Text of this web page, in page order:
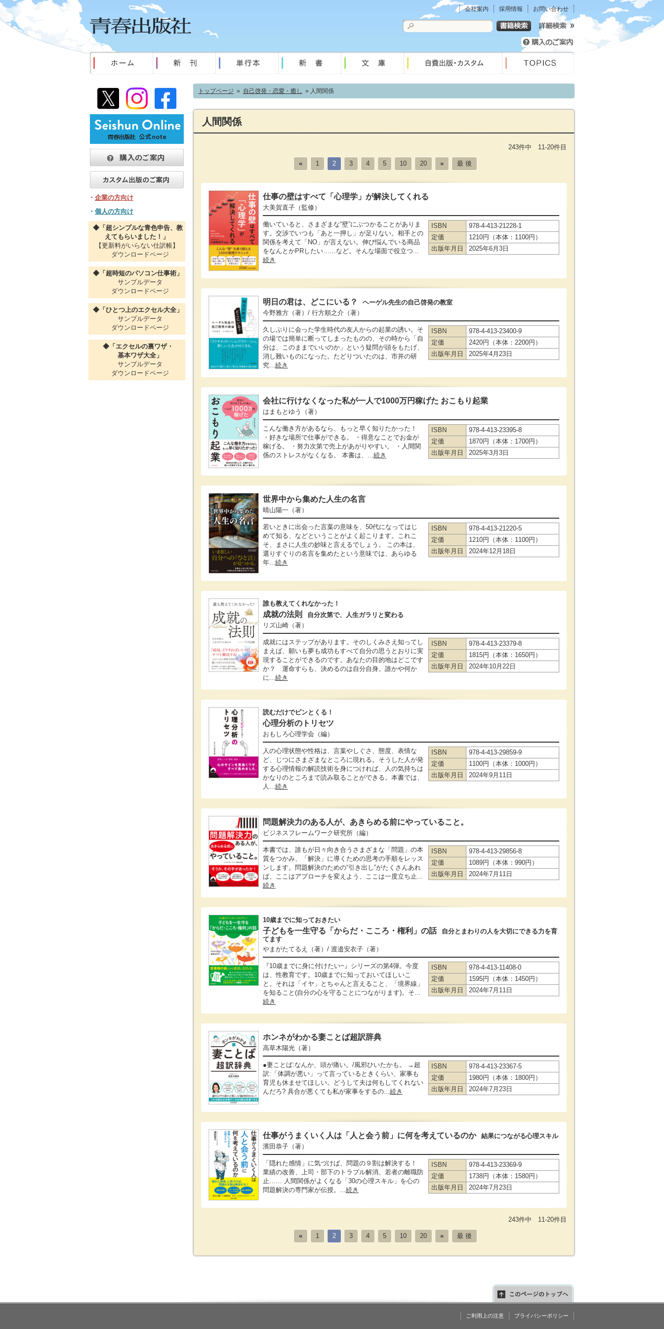
会社案内 採用情報 お問い合わせ
トップページ » 自己啓発・恋愛・癒し » 人間関係
人間関係
243件中 11-20件目
« 1 2 3 4 5 10 20 » 最 後
仕事の壁はすべて「心理学」が解決してくれる
大美賀直子 （監修）
働いていると、さまざまな“壁”にぶつかることがありま
す。交渉でいつも「あと一押し」が足りない。相手との
関係を考えて「NO」が言えない。伸び悩んでいる商品
をなんとかPRしたい……など。そんな場面で役立つ...
続き
ISBN
978-4-413-21228-1
定価
1210円（本体：1100円）
出版年月日
2025年6月3日
明日の君は、どこにいる？
ヘーゲル先生の自己啓発の教室
今野雅方 （著） / 行方順之介 （著）
久しぶりに会った学生時代の友人からの起業の誘い。そ
の場では簡単に断ってしまったものの、その時から「自
分は、このままでいいのか」という疑問が頭をもたげ、
消し難いものになった。たどりついたのは、市井の研
究...続き
ISBN
978-4-413-23400-9
定価
2420円（本体：2200円）
出版年月日
2025年4月23日
会社に行けなくなった私が一人で1000万円稼げた おこもり起業
はまもとゆう （著）
こんな働き方があるなら、もっと早く知りたかった！
・好きな場所で仕事ができる。 ・得意なことでお金が
稼げる。 ・努力次第で売上があがりやすい。 ・人間関
係のストレスがなくなる。 本書は、...続き
ISBN
978-4-413-23395-8
定価
1870円（本体：1700円）
出版年月日
2025年3月3日
世界中から集めた人生の名言
晴山陽一 （著）
若いときに出会った言葉の意味を、50代になってはじ
めて知る、などということがよく起こります。これこ
そ、まさに人生の妙味と言えるでしょう。 この本は、
選りすぐりの名言を集めたという意味では、あらゆる
年...続き
ISBN
978-4-413-21220-5
定価
1210円（本体：1100円）
出版年月日
2024年12月18日
誰も教えてくれなかった！
成就の法則
自分次第で、人生ガラリと変わる
リズ山崎 （著）
成就にはステップがあります。そのしくみさえ知ってし
まえば、願いも夢も成功もすべて自分の思うとおりに実
現することができるのです。あなたの目的地はどこです
か？ 運命すらも、決めるのは自分自身。誰かや何か
に...続き
ISBN
978-4-413-23379-8
定価
1815円（本体：1650円）
出版年月日
2024年10月22日
読むだけでピンとくる！
心理分析のトリセツ
おもしろ心理学会 （編）
人の心理状態や性格は、言葉やしぐさ、態度、表情な
ど、じつにさまざまなところに現れる。そうした人が発
する心理情報の解読技術を身につければ、人の気持ちは
かなりのところまで読み取ることができる。本書では、
人...続き
ISBN
978-4-413-29859-9
定価
1100円（本体：1000円）
出版年月日
2024年9月11日
問題解決力のある人が、あきらめる前にやっていること。
ビジネスフレームワーク研究所 （編）
本書では、誰もが日々向き合うさまざまな「問題」の本
質をつかみ、「解決」に導くための思考の手順をレッス
ンします。問題解決のための“引き出し”がたくさんあれ
ば、ここはアプローチを変えよう、ここは一度立ち止...
続き
ISBN
978-4-413-29856-8
定価
1089円（本体：990円）
出版年月日
2024年7月11日
10歳までに知っておきたい
子どもを一生守る「からだ・こころ・権利」の話
自分とまわりの人を大切にできる力を育
てます
やまがたてるえ
（著） / 渡邉安衣子 （著）
『10歳までに身に付けたい~』シリーズの第4弾。今度
は、性教育です。10歳までに知っておいてほしいこ
と。それは「イヤ」とちゃんと言えること、「境界線」
を知ること(自分の心を守ることにつながります)。そ...
続き
ISBN
978-4-413-11408-0
定価
1595円（本体：1450円）
出版年月日
2024年7月11日
ホンネがわかる妻ことば超訳辞典
高草木陽光 （著）
●妻ことば:なんか、頭が痛い。/風邪ひいたかも。 →超
訳:「体調が悪い」って言っているときくらい、家事も
育児も休ませてほしい。どうして夫は何もしてくれない
んだろ? 具合が悪くても私が家事をするの...続き
ISBN
978-4-413-23367-5
定価
1980円（本体：1800円）
出版年月日
2024年7月23日
仕事がうまくいく人は「人と会う前」に何を考えているのか
結果につながる心理スキル
濱田恭子 （著）
「隠れた感情」に気づけば、問題の９割は解決する！
業績の改善、上司・部下のトラブル解消、若者の離職防
止…… 人間関係がよくなる「30の心理スキル」を心の
問題解決の専門家が伝授。... 続き
ISBN
978-4-413-23369-9
定価
1738円（本体：1580円）
出版年月日
2024年7月23日
243件中 11-20件目
« 1 2 3 4 5 10 20 » 最 後
・ 企業の方向け
・ 個人の方向け
◆「超シンプルな青色申告、教
えてもらいました！」
【更新料がいらない仕訳帳】
ダウンロードページ
◆「超時短のパソコン仕事術」
サンプルデータ
ダウンロードページ
◆「ひとつ上のエクセル大全」
サンプルデータ
ダウンロードページ
◆「エクセルの裏ワザ・
基本ワザ大全」
サンプルデータ
ダウンロードページ
ご利用上の注意 プライバシーポリシー